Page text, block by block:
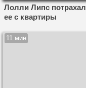
Лолли Липс
ее с квартиры
11 мин